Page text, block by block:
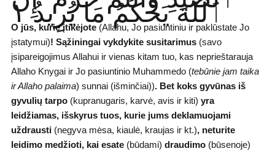
ٱللَّهَ يَحْكُمُ مَا يُرِيدُ ١
O jūs, kurie įtikėjote(Allahu, Jo pasiuntiniu ir paklūstate Jo
įstatymui)! Sąžiningai vykdykite susitarimus(savo
įsipareigojimus Allahui ir vienas kitam tuo, kas neprieštarauja
Allaho Knygai ir Jo pasiuntinio Muhammedo (tebūnie jam taika
ir Allaho palaima) sunnai (išminčiai)). Bet koks gyvūnas iš
gyvulių tarpo(kupranugaris, karvė, avis ir kiti) yra
leidžiamas, išskyrus tuos, kurie jums deklamuojami
uždrausti(negyva mėsa, kiaulė, kraujas ir kt.), neturite
leidimo medžioti, kai esate(būdami) draudimo(būsenoje)